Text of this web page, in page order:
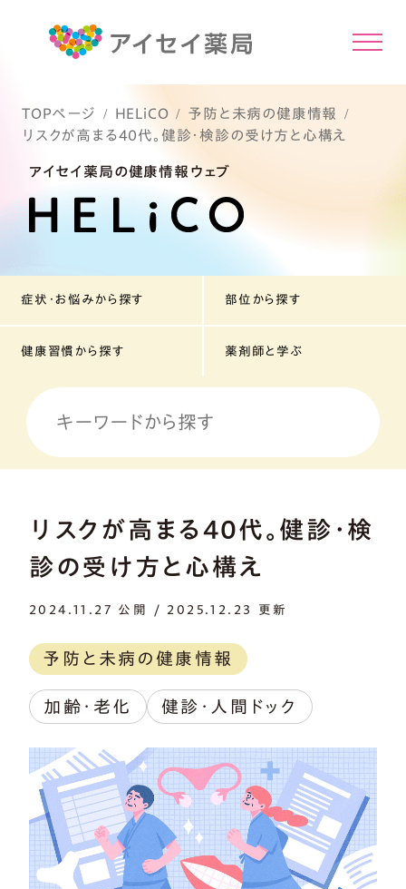
TOPページ HELiCO
予防と未病の健康情報
リスクが高まる40代。健診・検診の受け方と心構え
アイセイ薬局の健康情報ウェブ
症状・お悩みから探す 部位から探す
健康習慣から探す 薬剤師と学ぶ
リスクが高まる40代。健診・検
診の受け方と心構え
2024.11.27 公開 / 2025.12.23 更新
予防と未病の健康情報
加齢・老化 健診・人間ドック